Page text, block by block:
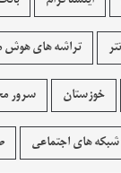
تتر تراشه های هوش
خوزستان سرور
شبکه های اجتماعی